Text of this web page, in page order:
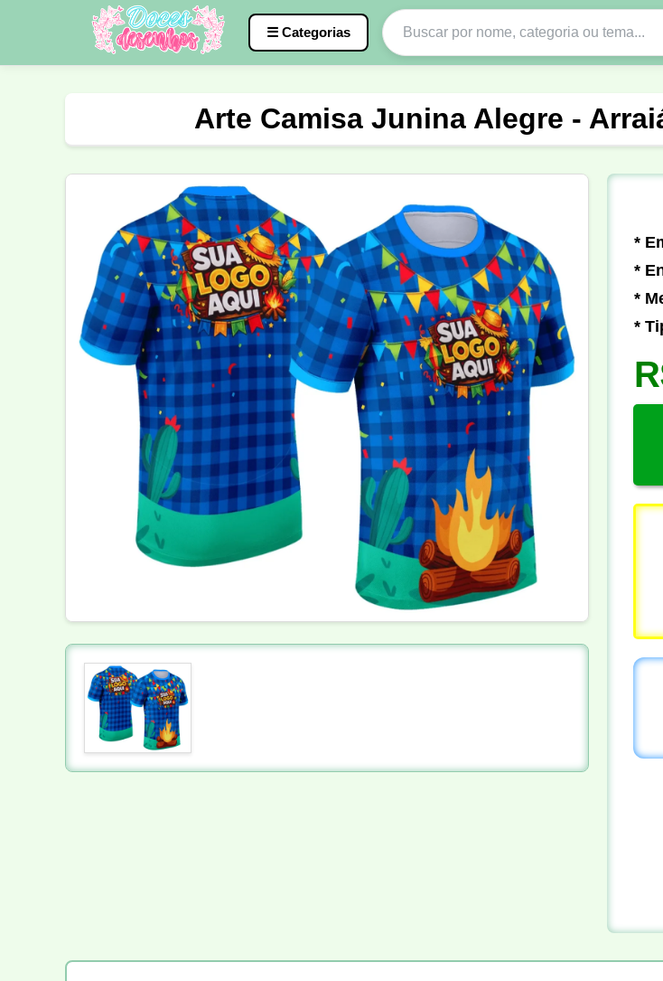
☰ Categorias
Carnaval Natal Natalina Agro Católica
Motocross Ciclismo Nail Designer Pedagogia Biologia
Língua Portuguesa
Arte Camisa Junina Alegre -
*
*
*
*